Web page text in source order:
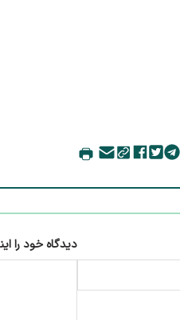
دیدگاه خود را